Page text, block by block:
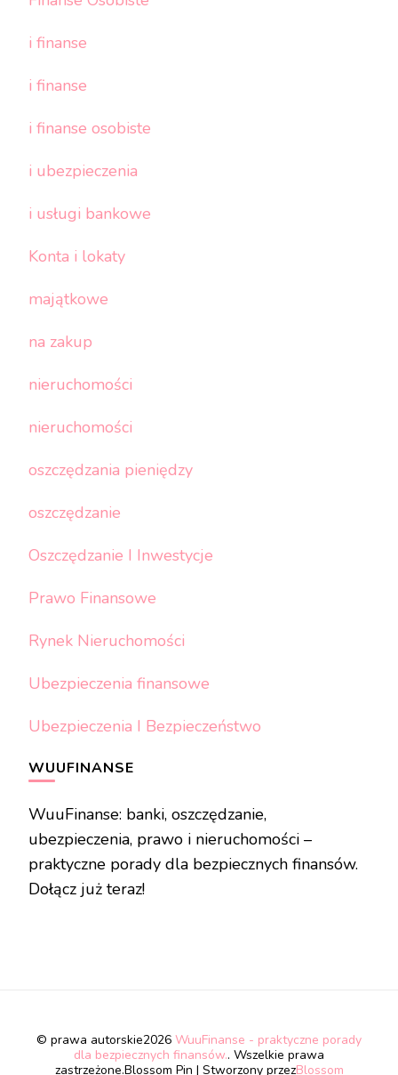
i finanse
i finanse
i finanse osobiste
i ubezpieczenia
i usługi bankowe
Konta i lokaty
majątkowe
na zakup
nieruchomości
nieruchomości
oszczędzania pieniędzy
oszczędzanie
Oszczędzanie I Inwestycje
Prawo Finansowe
Rynek Nieruchomości
Ubezpieczenia finansowe
Ubezpieczenia I Bezpieczeństwo
WUUFINANSE
WuuFinanse: banki, oszczędzanie,
ubezpieczenia, prawo i nieruchomości –
praktyczne porady dla bezpiecznych finansów.
Dołącz już teraz!
© prawa autorskie2026 WuuFinanse - praktyczne porady
dla bezpiecznych finansów.. Wszelkie prawa
zastrzeżone.Blossom Pin | Stworzony przezBlossom